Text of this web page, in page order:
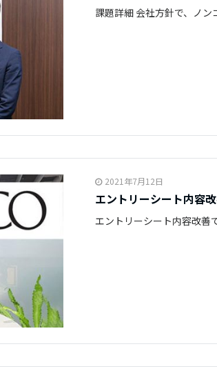
課題詳細 会社方針で、ノ
2021年7月12日
エントリーシート内容
エントリーシート内容改善